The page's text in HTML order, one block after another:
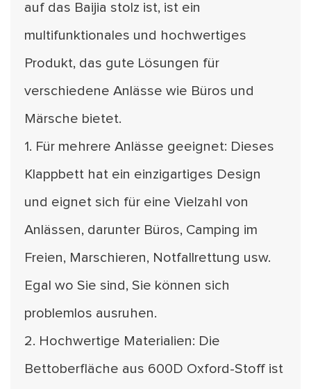
auf das Baijia stolz ist, ist ein
multifunktionales und hochwertiges
Produkt, das gute Lösungen für
verschiedene Anlässe wie Büros und
Märsche bietet.
1. Für mehrere Anlässe geeignet: Dieses
Klappbett hat ein einzigartiges Design
und eignet sich für eine Vielzahl von
Anlässen, darunter Büros, Camping im
Freien, Marschieren, Notfallrettung usw.
Egal wo Sie sind, Sie können sich
problemlos ausruhen.
2. Hochwertige Materialien: Die
Bettoberfläche aus 600D Oxford-Stoff ist